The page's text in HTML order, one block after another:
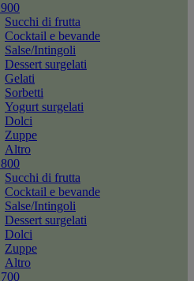
Succhi di frutta
Cocktail e bevande
Salse/Intingoli
Dessert surgelati
Gelati
Sorbetti
Yogurt surgelati
Dolci
Zuppe
Altro
Succhi di frutta
Cocktail e bevande
Salse/Intingoli
Dessert surgelati
Dolci
Zuppe
Altro